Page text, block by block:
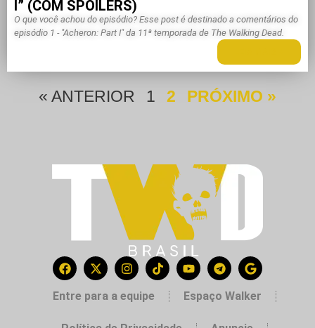
I” (COM SPOILERS)
O que você achou do episódio? Esse post é destinado a comentários do
episódio 1 - "Acheron: Part I" da 11ª temporada de The Walking Dead.
« ANTERIOR 1 2 PRÓXIMO »
Entre para a equipe Espaço Walker